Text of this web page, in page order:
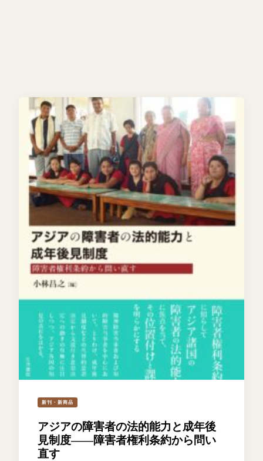
新刊・新商品
アジアの障害者の法的能力と成年後
見制度――障害者権利条約から問い
直す